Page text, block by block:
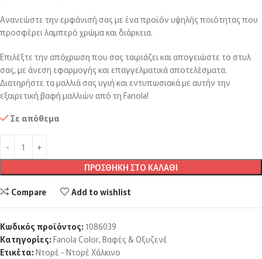
Ανανεώστε την εμφάνισή σας με ένα προϊόν υψηλής ποιότητας που
προσφέρει λαμπερό χρώμα και διάρκεια.
Επιλέξτε την απόχρωση που σας ταιριάζει και απογειώστε το στυλ
σας, με άνεση εφαρμογής και επαγγελματικά αποτελέσματα.
Διατηρήστε τα μαλλιά σας υγιή και εντυπωσιακά με αυτήν την
εξαιρετική βαφή μαλλιών από τη Fanola!
Σε απόθεμα
ΠΡΟΣΘΉΚΗ ΣΤΟ ΚΑΛΆΘΙ
Compare Add to wishlist
Κωδικός προϊόντος: 1086039
Κατηγορίες: Fanola Color, Βαφές & Οξυζενέ
Ετικέτα: Ντορέ - Ντορέ Χάλκινο